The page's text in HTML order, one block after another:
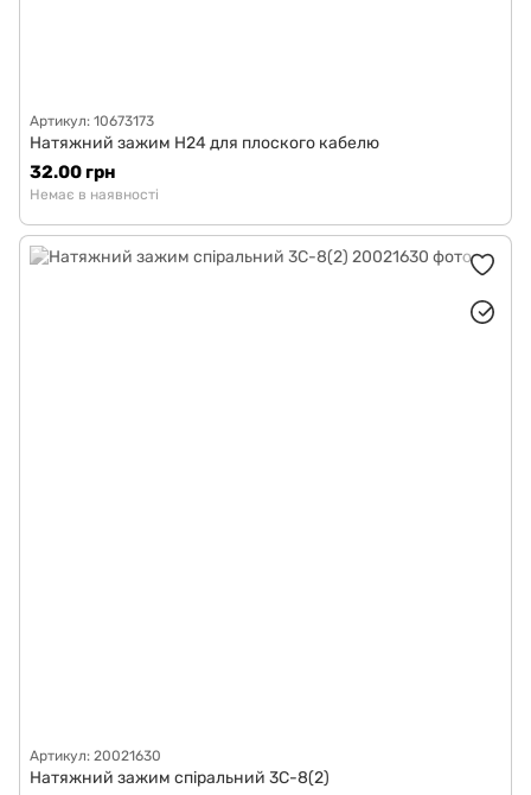
Артикул: 10673173
Натяжний зажим H24 для плоского кабелю
32.00 грн
Немає в наявності
Артикул: 20021630
Натяжний зажим спіральний 3С-8(2)